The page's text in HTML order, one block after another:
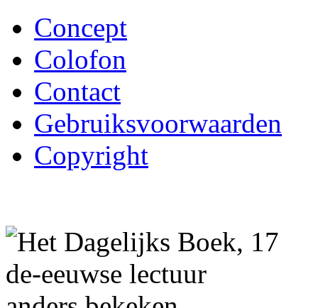
Concept
Colofon
Contact
Gebruiksvoorwaarden
Copyright